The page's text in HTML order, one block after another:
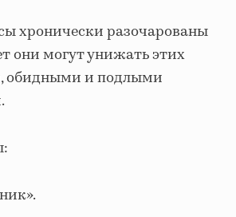
хронически разочарованы
они могут унижать этих
обидными и подлыми